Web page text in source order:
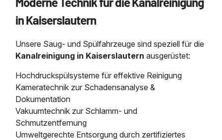
in Kaiserslautern
Unsere Saug- und Spülfahrzeuge sind speziell für die
Kanalreinigung in Kaiserslautern ausgerüstet:
Hochdruckspülsysteme für effektive Reinigung
Kameratechnik zur Schadensanalyse &
Dokumentation
Vakuumtechnik zur Schlamm- und
Schmutzentfernung
Umweltgerechte Entsorgung durch zertifiziertes